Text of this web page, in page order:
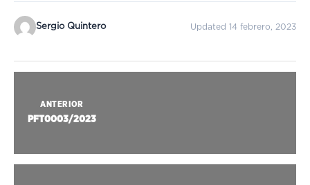
Sergio Quintero Updated 14 febrero, 2023
ANTERIOR
PFT0003/2023